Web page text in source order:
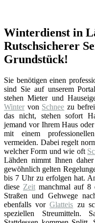
Winterdienst in
Rutschsicherer
Grundstück!
Sie benötigen einen
sind Sie auf unserem
stehen Mieter und
Winter von Schnee zu
das nicht, stehen sofort
jemand vor Ihrem Haus
mit einem
vermeiden. Dabei regelt
welcher Form und wie oft
Lähden nimmt Ihnen
gewöhnlich gelten
bis 7 Uhr zu erfolgen hat.
diese Zeitmanchmal auf 8
Straßen und Gehwege
ebenfalls vorGlatteis zu
speziellen Streumitteln.